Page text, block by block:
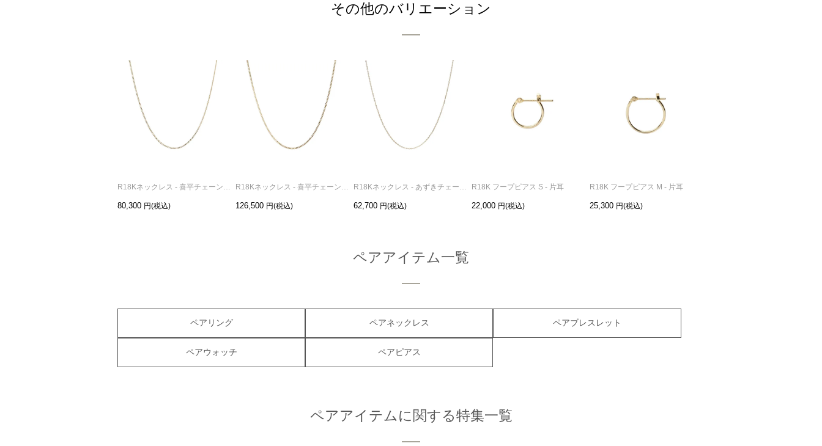
その他のバリエーション
R18Kネックレス - 喜平チェーン S /45cm
80,300
R18Kネックレス - 喜平チェーン M /45cm
126,500
R18Kネックレス - あずきチェーン /45cm
62,700
R18K フープピアス S - 片耳
22,000
R18K フープピアス M - 片耳
25,300
ペアアイテム一覧
ペアリング ペアネックレス ペアブレスレット
ペアウォッチ ペアピアス
ペアアイテムに関する特集一覧